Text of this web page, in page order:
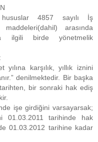
4857 sayılı İş
arasında
ilgili birde yönetmelik
karşılık, yıllık iznini
denilmektedir. Bir başka
bir sonraki hak ediş
işe girdiğini varsayarsak;
01.03.2011 tarihinde hak
01.03.2012 tarihine kadar